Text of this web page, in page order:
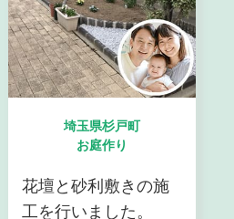
埼玉県杉戸町
お庭作り
花壇と砂利敷きの施
工を行いました。